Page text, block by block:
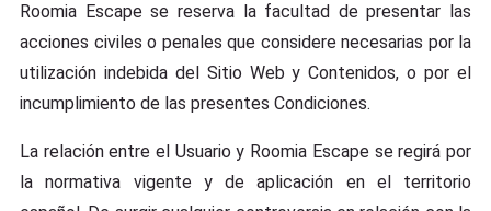
Roomia Escape se reserva la facultad de presentar las
acciones civiles o penales que considere necesarias por la
utilización indebida del Sitio Web y Contenidos, o por el
incumplimiento de las presentes Condiciones.
La relación entre el Usuario y Roomia Escape se regirá por
la normativa vigente y de aplicación en el territorio